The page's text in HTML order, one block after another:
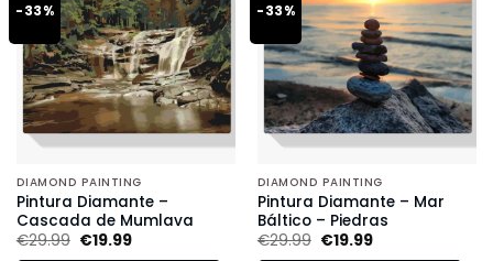
-33%
DIAMOND PAINTING
Pintura Diamante –
Cascada de Mumlava
€29.99 €19.99
-33%
DIAMOND PAINTING
Pintura Diamante – Mar
Báltico – Piedras
€29.99 €19.99